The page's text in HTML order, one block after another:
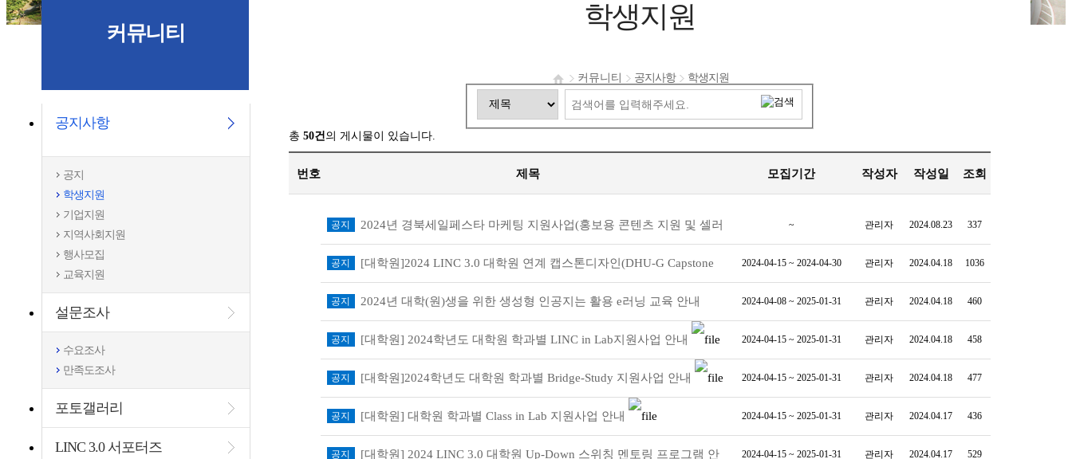
커뮤니티
공지사항
공지
학생지원
기업지원
지역사회지원
행사모집
교육지원
설문조사
수요조사
만족도조사
포토갤러리
LINC 3.0 서포터즈
학생지원
커뮤니티 공지사항 학생지원
총 50건의 게시물이 있습니다.
번호 제목 모집기간 작성자 작성일 조회
공지 2024년 경북세일페스타 마케팅 지원사업(홍보용 콘텐츠 지원 및 셀러
육성 교육 프로그램)…
~ 관리자 2024.08.23 337
공지 [대학원]2024 LINC 3.0 대학원 연계 캡스톤디자인(DHU-G Capstone
Desige) 지원사업
2024-04-15 ~ 2024-04-30 관리자 2024.04.18 1036
공지 2024년 대학(원)생을 위한 생성형 인공지는 활용 e러닝 교육 안내 2024-04-08 ~ 2025-01-31 관리자 2024.04.18 460
공지 [대학원] 2024학년도 대학원 학과별 LINC in Lab지원사업 안내 2024-04-15 ~ 2025-01-31 관리자 2024.04.18 458
공지 [대학원]2024학년도 대학원 학과별 Bridge-Study 지원사업 안내 2024-04-15 ~ 2025-01-31 관리자 2024.04.18 477
공지 [대학원] 대학원 학과별 Class in Lab 지원사업 안내 2024-04-15 ~ 2025-01-31 관리자 2024.04.17 436
공지 [대학원] 2024 LINC 3.0 대학원 Up-Down 스위칭 멘토링 프로그램 안 2024-04-15 ~ 2025-01-31 관리자 2024.04.17 529